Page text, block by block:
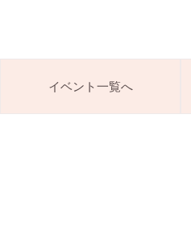
イベント一覧へ